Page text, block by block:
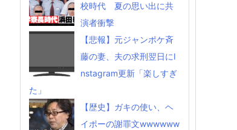
校時代 夏の思い出に共
演者衝撃
【悲報】元ジャンポケ斉
藤の妻、夫の求刑翌日にI
nstagram更新「楽しすぎ
た」
【歴史】ガキの使い、ヘ
イポーの謝罪文wwwwww